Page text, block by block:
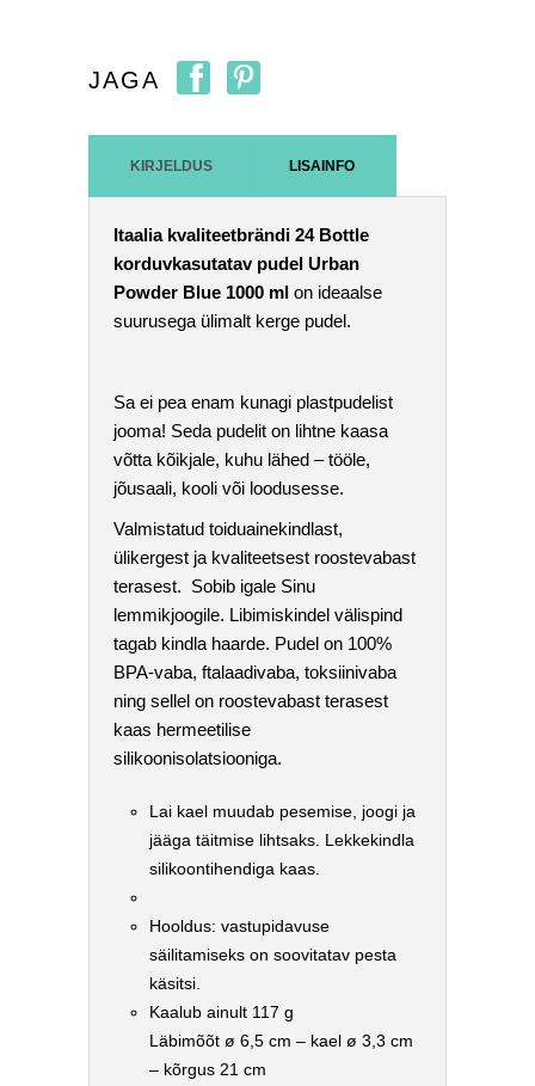
JAGA
KIRJELDUS LISAINFO
Itaalia kvaliteetbrändi 24 Bottle
korduvkasutatav pudel Urban
Powder Blue 1000 ml on ideaalse
suurusega ülimalt kerge pudel.
Sa ei pea enam kunagi plastpudelist
jooma! Seda pudelit on lihtne kaasa
võtta kõikjale, kuhu lähed – tööle,
jõusaali, kooli või loodusesse.
Valmistatud toiduainekindlast,
ülikergest ja kvaliteetsest roostevabast
terasest. Sobib igale Sinu
lemmikjoogile. Libimiskindel välispind
tagab kindla haarde. Pudel on 100%
BPA-vaba, ftalaadivaba, toksiinivaba
ning sellel on roostevabast terasest
kaas hermeetilise
silikoonisolatsiooniga.
Lai kael muudab pesemise, joogi ja
jääga täitmise lihtsaks. Lekkekindla
silikoontihendiga kaas.
Hooldus: vastupidavuse
säilitamiseks on soovitatav pesta
käsitsi.
Kaalub ainult 117 g
Läbimõõt ø 6,5 cm – kael ø 3,3 cm
– kõrgus 21 cm